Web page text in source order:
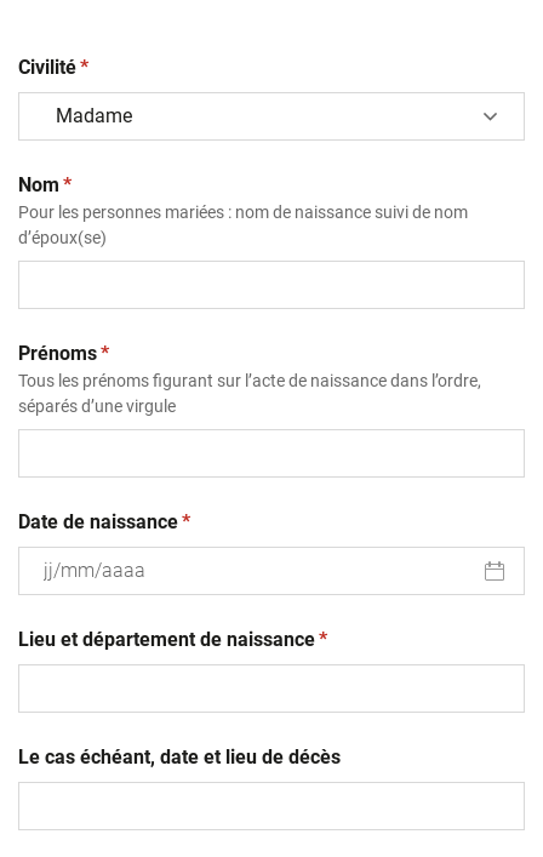
Civilité(obligatoire)
*
Nom (obligatoire)
*
Pour les personnes mariées : nom de naissance suivi de nom
d’époux(se)
Prénoms(obligatoire)
*
Tous les prénoms figurant sur l’acte de naissance dans l’ordre,
séparés d’une virgule
Date de naissance(obligatoire)
*
slash
MM
Lieu et département de naissance(obligatoire)
*
Le cas échéant, date et lieu de décès